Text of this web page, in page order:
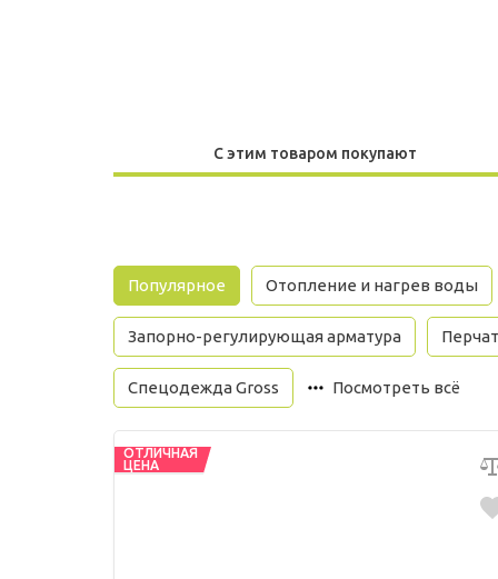
С этим товаром покупают
Популярное Отопление и нагрев воды
Запорно-регулирующая арматура
Спецодежда Gross Посмотреть всё
ОТЛИЧНАЯ
ЦЕНА